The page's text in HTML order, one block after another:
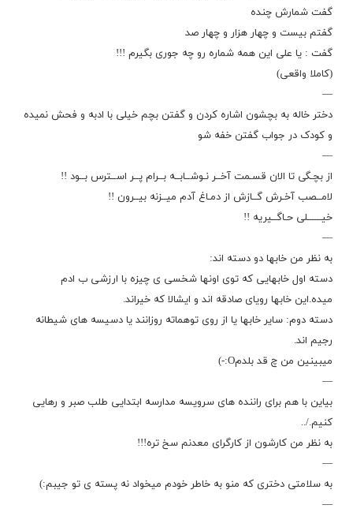
گفت شمارش چنده
گفتم بیست و چهار هزار و چهار صد
گفت : یا علی این همه شماره رو چه جوری بگیرم !!!
(کاملا واقعی)
—
دختر خاله به بچشون اشاره کردن و گفتن بچم خیلی با ادبه و فحش نمیده
و کودک در جواب گفتن خفه شو
—
از بچـگی تا الان قسـمت آخــر نـوشــابــه بــرام پــر اســترس بــود !!
لامــصب آخـرش گــازش از دمـاغ آدم میــزنه بیــرون !!
خیــــــلی حـاگــیریه !!
—
به نظر من خابها دو دسته اند:
دسته اول خابهایی که توی اونها شخسی ی چیزه با ارزشی ب ادم
میده.این خابها رویای صادقه اند و ایشالا که خیراند.
دسته دوم: سایر خابها یا از روی توهماته روزانند یا دسیسه های شیطانه
رجیم اند.
میبینین من چ قد بلدمO:-)
—
بیاین با هم برای راننده های سرویسه مدارسه ابتدایی طلب صبر و رهایی
کنیم./..
به نظر من کارشون از کارگرای معدنم سخ تره!!!
—
به سلامتی دختری که منو به خاطر خودم میخواد نه پسته ی تو جیبم:)
—